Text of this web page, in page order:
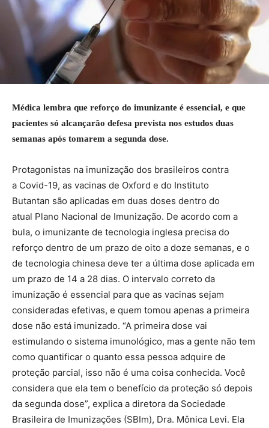
Médica lembra que reforço do imunizante é essencial, e que
pacientes só alcançarão defesa prevista nos estudos duas
semanas após tomarem a segunda dose.
Protagonistas na imunização dos brasileiros contra
a Covid-19, as vacinas de Oxford e do Instituto
Butantan são aplicadas em duas doses dentro do
atual Plano Nacional de Imunização. De acordo com a
bula, o imunizante de tecnologia inglesa precisa do
reforço dentro de um prazo de oito a doze semanas, e o
de tecnologia chinesa deve ter a última dose aplicada em
um prazo de 14 a 28 dias. O intervalo correto da
imunização é essencial para que as vacinas sejam
consideradas efetivas, e quem tomou apenas a primeira
dose não está imunizado. “A primeira dose vai
estimulando o sistema imunológico, mas a gente não tem
como quantificar o quanto essa pessoa adquire de
proteção parcial, isso não é uma coisa conhecida. Você
considera que ela tem o benefício da proteção só depois
da segunda dose”, explica a diretora da Sociedade
Brasileira de Imunizações (SBIm), Dra. Mônica Levi. Ela